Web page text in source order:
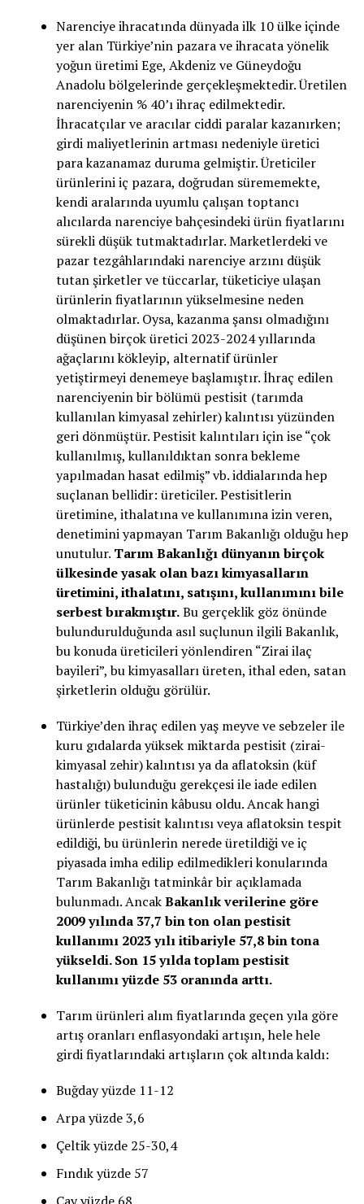
Narenciye ihracatında dünyada ilk 10 ülke içinde
yer alan Türkiye’nin pazara ve ihracata yönelik
yoğun üretimi Ege, Akdeniz ve Güneydoğu
Anadolu bölgelerinde gerçekleşmektedir. Üretilen
narenciyenin % 40’ı ihraç edilmektedir.
İhracatçılar ve aracılar ciddi paralar kazanırken;
girdi maliyetlerinin artması nedeniyle üretici
para kazanamaz duruma gelmiştir. Üreticiler
ürünlerini iç pazara, doğrudan sürememekte,
kendi aralarında uyumlu çalışan toptancı
alıcılarda narenciye bahçesindeki ürün fiyatlarını
sürekli düşük tutmaktadırlar. Marketlerdeki ve
pazar tezgâhlarındaki narenciye arzını düşük
tutan şirketler ve tüccarlar, tüketiciye ulaşan
ürünlerin fiyatlarının yükselmesine neden
olmaktadırlar. Oysa, kazanma şansı olmadığını
düşünen birçok üretici 2023-2024 yıllarında
ağaçlarını kökleyip, alternatif ürünler
yetiştirmeyi denemeye başlamıştır. İhraç edilen
narenciyenin bir bölümü pestisit (tarımda
kullanılan kimyasal zehirler) kalıntısı yüzünden
geri dönmüştür. Pestisit kalıntıları için ise “çok
kullanılmış, kullanıldıktan sonra bekleme
yapılmadan hasat edilmiş” vb. iddialarında hep
suçlanan bellidir: üreticiler. Pestisitlerin
üretimine, ithalatına ve kullanımına izin veren,
denetimini yapmayan Tarım Bakanlığı olduğu hep
unutulur. Tarım Bakanlığı dünyanın birçok
ülkesinde yasak olan bazı kimyasalların
üretimini, ithalatını, satışını, kullanımını bile
serbest bırakmıştır.Bu gerçeklik göz önünde
bulundurulduğunda asıl suçlunun ilgili Bakanlık,
bu konuda üreticileri yönlendiren “Zirai ilaç
bayileri”, bu kimyasalları üreten, ithal eden, satan
şirketlerin olduğu görülür.
Türkiye’den ihraç edilen yaş meyve ve sebzeler ile
kuru gıdalarda yüksek miktarda pestisit (zirai-
kimyasal zehir) kalıntısı ya da aflatoksin (küf
hastalığı) bulunduğu gerekçesi ile iade edilen
ürünler tüketicinin kâbusu oldu. Ancak hangi
ürünlerde pestisit kalıntısı veya aflatoksin tespit
edildiği, bu ürünlerin nerede üretildiği ve iç
piyasada imha edilip edilmedikleri konularında
Tarım Bakanlığı tatminkâr bir açıklamada
bulunmadı. AncakBakanlık verilerine göre
2009 yılında 37,7 bin ton olan pestisit
kullanımı 2023 yılı itibariyle 57,8 bin tona
yükseldi. Son 15 yılda toplam pestisit
kullanımı yüzde 53 oranında arttı.
Tarım ürünleri alım fiyatlarında geçen yıla göre
artış oranları enflasyondaki artışın, hele hele
girdi fiyatlarındaki artışların çok altında kaldı:
Buğday yüzde 11-12
Arpa yüzde 3,6
Çeltik yüzde 25-30,4
Fındık yüzde 57